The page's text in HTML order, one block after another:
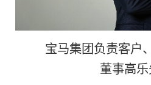
宝马集团负责客户
董事高